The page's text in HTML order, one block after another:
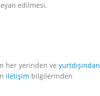
edilmesi,
her yerinden ve yurtdışından
iletişim bilgilerinden